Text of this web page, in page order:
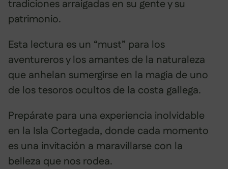
tradiciones arraigadas en su gente y su
patrimonio.
Esta lectura es un “must” para los
aventureros y los amantes de la naturaleza
que anhelan sumergirse en la magia de uno
de los tesoros ocultos de la costa gallega.
Prepárate para una experiencia inolvidable
en la Isla Cortegada, donde cada momento
es una invitación a maravillarse con la
belleza que nos rodea.